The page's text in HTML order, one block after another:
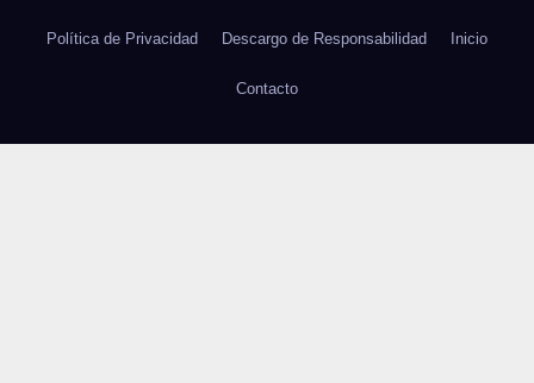
Política de Privacidad Descargo de Responsabilidad Inicio
Contacto